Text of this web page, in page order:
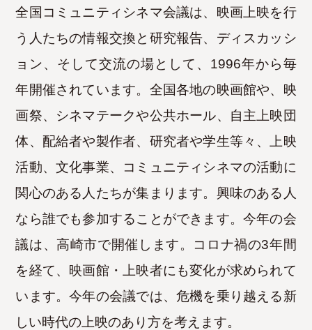
全国コミュニティシネマ会議は、映画上映を行
う人たちの情報交換と研究報告、ディスカッシ
ョン、そして交流の場として、1996年から毎
年開催されています。 全国各地の映画館や、映
画祭、シネマテークや公共ホール、自主上映団
体、配給者や製作者、研究者や学生等々、上映
活動、文化事業、
コミュニティシネマの活動に
関心のある人たちが集まります。興味のある人
なら誰でも参加することができます。 今年の会
議は、高崎市で開催します。コロナ禍の3年間
を経て、映画館・上映者にも変化が求められて
います。今年の会議では、危機を乗り越える新
しい時代の上映のあり方を考えます。